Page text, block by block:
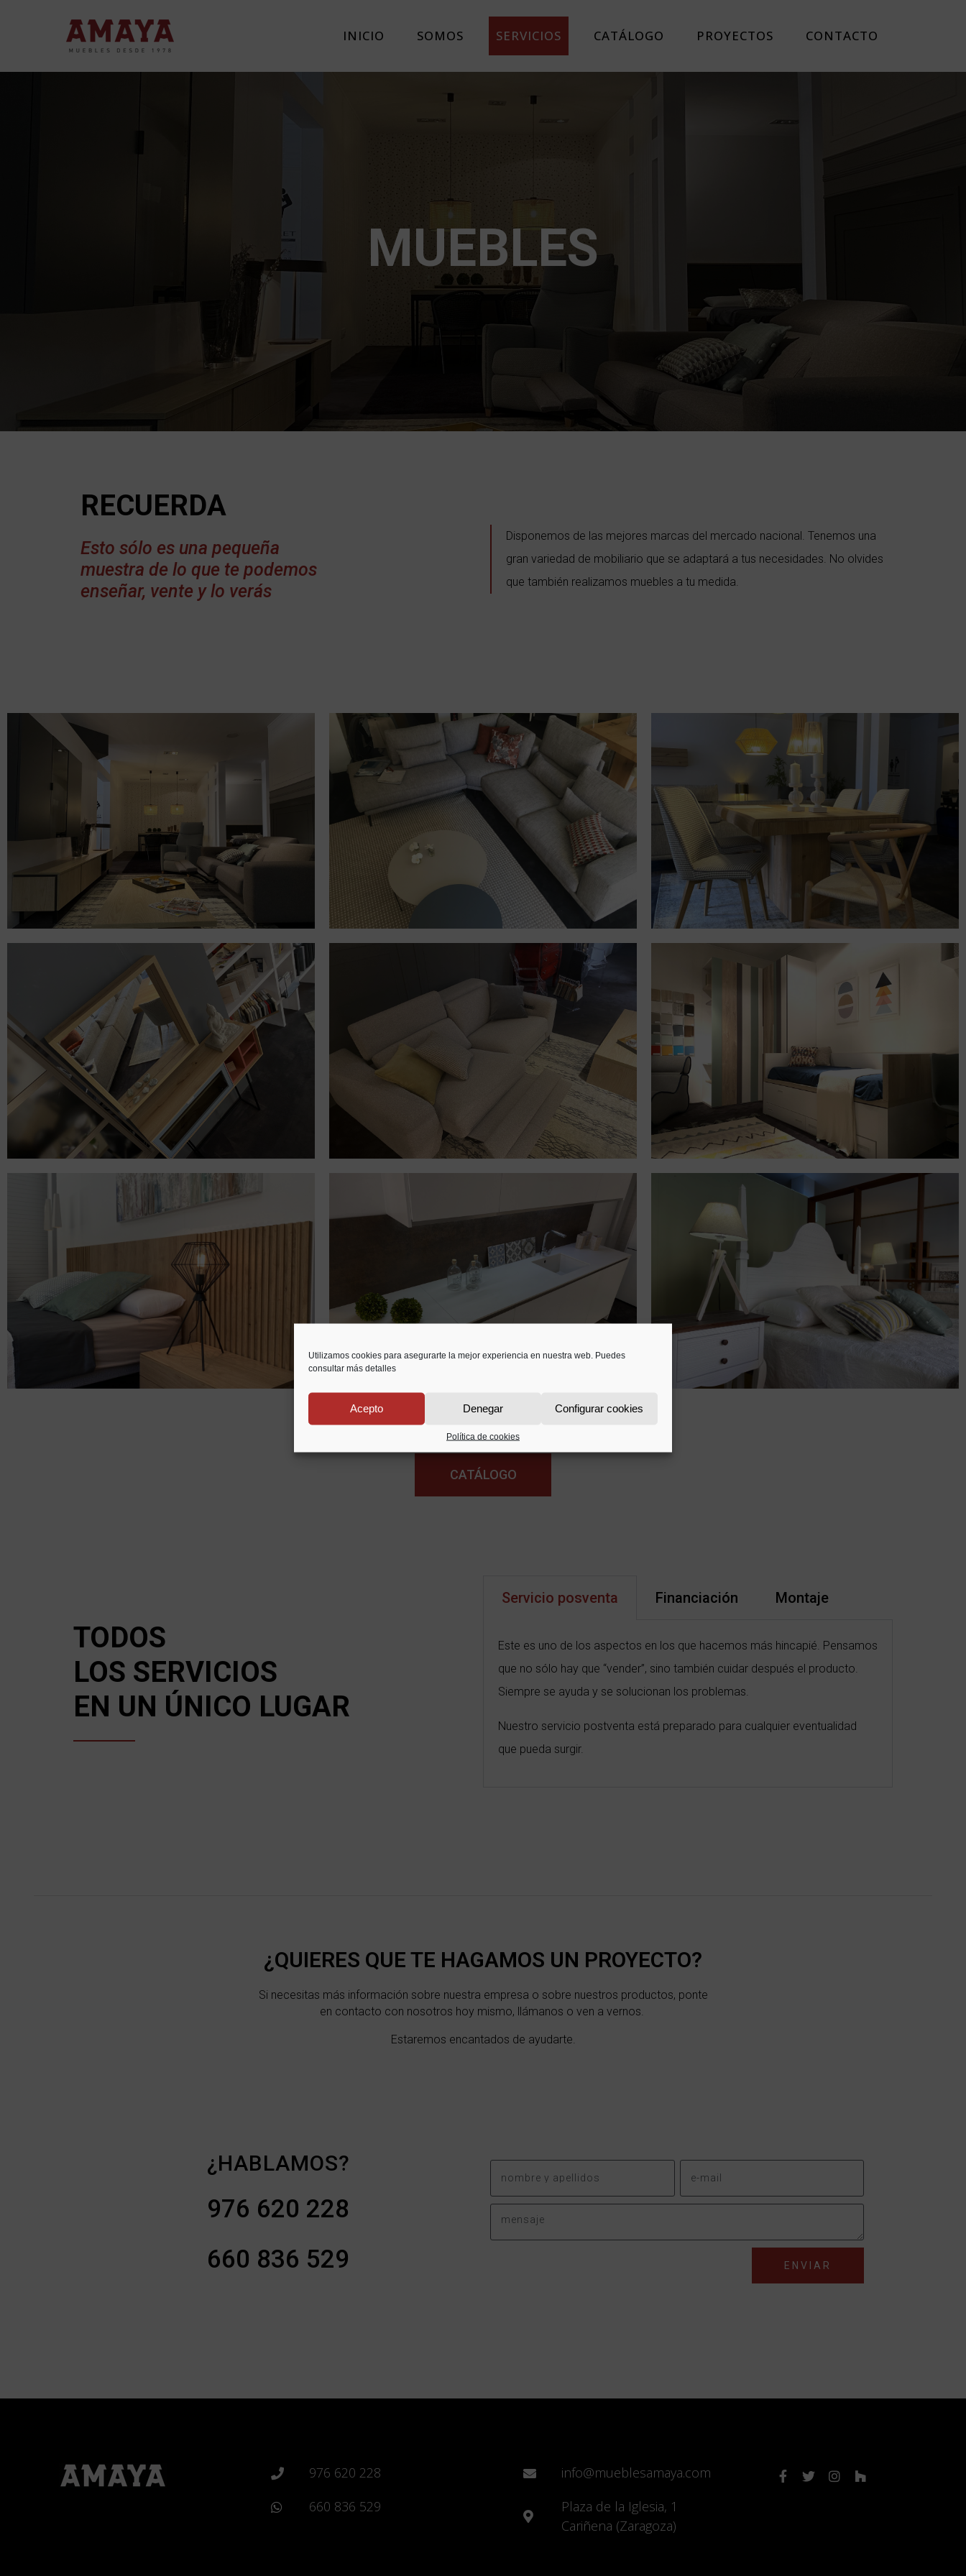
Utilizamos cookies para asegurarte la mejor experiencia en nuestra web. Puedes
consultar más detalles
Acepto Denegar Configurar cookies
Política de cookies
INICIO SOMOS SERVICIOS CATÁLOGO PROYECTOS CONTACTO
MUEBLES
RECUERDA
Esto sólo es una pequeña
muestra de lo que te podemos
enseñar, vente y lo verás
Disponemos de las mejores marcas del mercado nacional. Tenemos una
gran variedad de mobiliario que se adaptará a tus necesidades. No olvides
que también realizamos muebles a tu medida.
CATÁLOGO
TODOS
LOS SERVICIOS
EN UN ÚNICO LUGAR
Servicio posventa Financiación Montaje
Este es uno de los aspectos en los que hacemos más hincapié. Pensamos
que no sólo hay que “vender”, sino también cuidar después el producto.
Siempre se ayuda y se solucionan los problemas.
Nuestro servicio postventa está preparado para cualquier eventualidad
que pueda surgir.
¿QUIERES QUE TE HAGAMOS UN PROYECTO?
Si necesitas más información sobre nuestra empresa o sobre nuestros productos, ponte
en contacto con nosotros hoy mismo, llámanos o ven a vernos.
Estaremos encantados de ayudarte.
¿HABLAMOS?
976 620 228
660 836 529
ENVIAR
976 620 228
660 836 529
info@mueblesamaya.com
Plaza de la Iglesia, 1
Cariñena (Zaragoza)